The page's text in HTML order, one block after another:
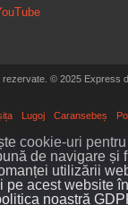
rezervate. © 2025 Express
Lugoj Caransebeș
cookie-uri
de navigare și
utilizării
pe acest website
noastră